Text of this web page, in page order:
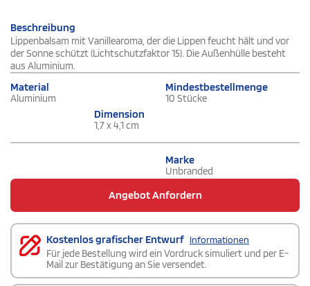
Beschreibung
Lippenbalsam mit Vanillearoma, der die Lippen feucht hält und vor
der Sonne schützt (Lichtschutzfaktor 15). Die Außenhülle besteht
aus Aluminium.
Material
Aluminium
Mindestbestellmenge
10 Stücke
Dimension
1,7 x 4,1 cm
Marke
Unbranded
Angebot Anfordern
Kostenlos grafischer Entwurf Informationen
Für jede Bestellung wird ein Vordruck simuliert und per E-
Mail zur Bestätigung an Sie versendet.